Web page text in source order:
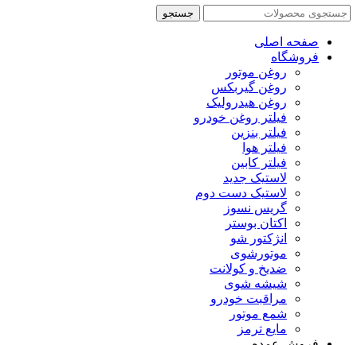
جستجو
صفحه اصلی
فروشگاه
روغن موتور
روغن گیربکس
روغن هیدرولیک
فیلتر روغن خودرو
فیلتر بنزین
فیلتر هوا
فیلتر کابین
لاستیک جدید
لاستیک دست دوم
گریس نسوز
اکتان بوستر
انژکتور شو
موتورشوی
ضدیخ و کولانت
شیشه شوی
مراقبت خودرو
شمع موتور
مایع ترمز